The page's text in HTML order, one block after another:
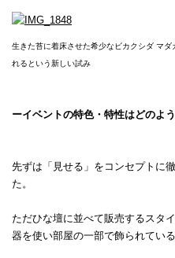
生きた苔に着床させた希少なビカクシダ マ
れるという新しい試み
ーイベントの特色・特性はどのよ
先ずは「見せる」をコンセプトに
た。
ただひな壇に並べて販売するスタ
器を使い部屋の一部で飾られてい